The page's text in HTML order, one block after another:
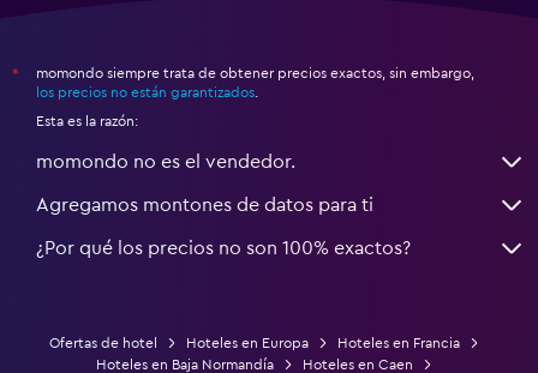
*
momondo siempre trata de obtener precios exactos, sin embargo,
los precios no están garantizados
Esta es la razón:
momondo no es el vendedor.
Agregamos montones de datos para ti
¿Por qué los precios no son 100% exactos?
Ofertas de hotel Hoteles en Europa
Hoteles en Francia
Hoteles en Baja Normandía
Hoteles en Caen